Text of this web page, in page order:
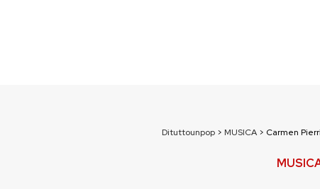
Dituttounpop > MUSICA > Carmen